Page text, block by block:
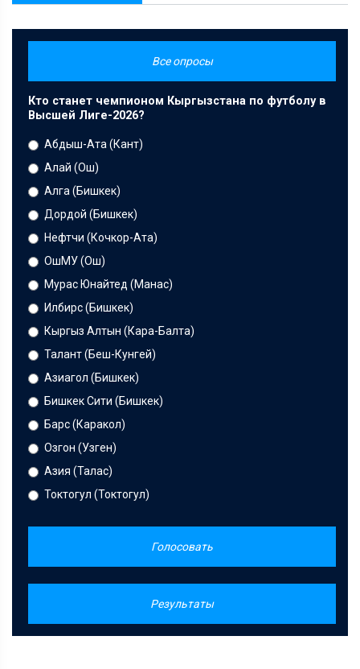
Все опросы
Кто станет чемпионом Кыргызстана по футболу в
Высшей Лиге-2026?
Абдыш-Ата (Кант)
Алай (Ош)
Алга (Бишкек)
Дордой (Бишкек)
Нефтчи (Кочкор-Ата)
ОшМУ (Ош)
Мурас Юнайтед (Манас)
Илбирс (Бишкек)
Кыргыз Алтын (Кара-Балта)
Талант (Беш-Кунгей)
Азиагол (Бишкек)
Бишкек Сити (Бишкек)
Барс (Каракол)
Озгон (Узген)
Азия (Талас)
Токтогул (Токтогул)
Голосовать
Результаты